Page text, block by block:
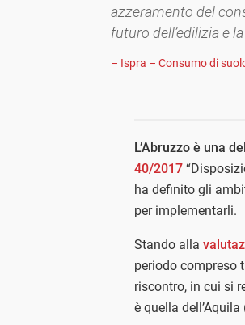
azzeramento del
futuro dell’edilizia e
– Ispra – Consumo di
L’Abruzzo è una
40/2017
ha definito gli
per implementarli.
Stando alla
periodo compreso
riscontro, in cui si
è quella